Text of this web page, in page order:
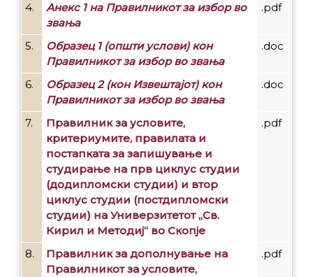
4.
Анекс 1 на Правилникот за избор во
звања
.pdf
5.
Образец 1 (општи услови) кон
Правилникот за избор во звања
.doc
6.
Образец 2 (кон Извештајот) кон
Правилникот за избор во звања
.doc
7.
Правилник за условите,
критериумите, правилата и
постапката за запишување и
студирање на прв циклус студии
(додипломски студии) и втор
циклус студии (постдипломски
студии) на Универзитетот „Св.
Кирил и Методиј“ во Скопје
.pdf
8.
Правилник за дополнување на
Правилникот за условите,
.pdf